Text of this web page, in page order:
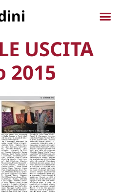
USCITA
2015